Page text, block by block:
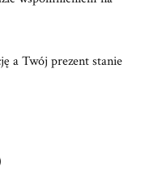
a Twój prezent stanie